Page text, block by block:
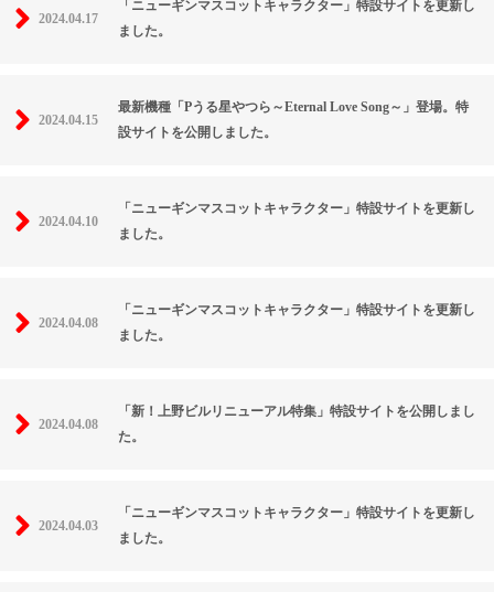
2024.04.17
「ニューギンマスコットキャラクター」特設サイトを更新し
ました。
2024.04.15
最新機種「Pうる星やつら～Eternal Love Song～」登場。特
設サイトを公開しました。
2024.04.10
「ニューギンマスコットキャラクター」特設サイトを更新し
ました。
2024.04.08
「ニューギンマスコットキャラクター」特設サイトを更新し
ました。
2024.04.08
「新！上野ビルリニューアル特集」特設サイトを公開しまし
た。
2024.04.03
「ニューギンマスコットキャラクター」特設サイトを更新し
ました。